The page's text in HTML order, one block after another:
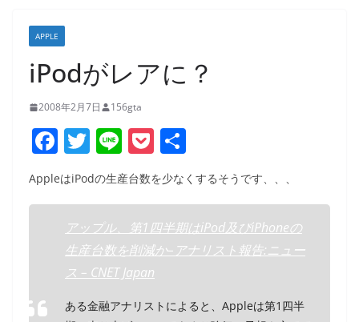
APPLE
iPodがレアに？
2008年2月7日 156gta
F
a
c
e
b
o
o
T
w
itt
er
Li
n
e
P
o
ck
et
有
AppleはiPodの生産台数を少なくするそうです、、、
アップル、第1四半期はiPod及びiPhoneの
生産台数を削減か–アナリスト報告:ニュー
ス – CNET Japan
ある金融アナリストによると、Appleは第1四半